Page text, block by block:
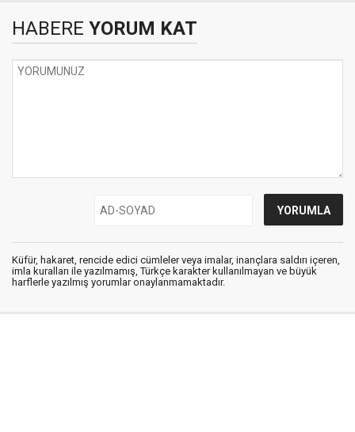
HABERE YORUM KAT
Küfür, hakaret, rencide edici cümleler veya imalar, inançlara saldırı içeren,
imla kuralları ile yazılmamış, Türkçe karakter kullanılmayan ve büyük
harflerle yazılmış yorumlar onaylanmamaktadır.